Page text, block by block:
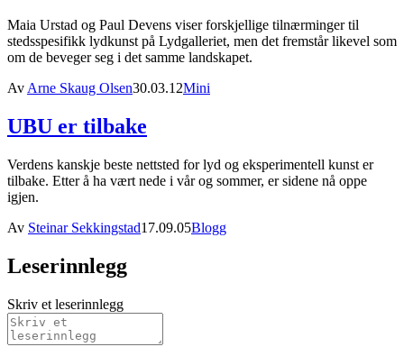
Maia Urstad og Paul Devens viser forskjellige tilnærminger til
stedsspesifikk lydkunst på Lydgalleriet, men det fremstår likevel som
om de beveger seg i det samme landskapet.
Av Arne Skaug Olsen30.03.12Mini
UBU er tilbake
Verdens kanskje beste nettsted for lyd og eksperimentell kunst er
tilbake. Etter å ha vært nede i vår og sommer, er sidene nå oppe
igjen.
Av Steinar Sekkingstad17.09.05Blogg
Leserinnlegg
Skriv et leserinnlegg